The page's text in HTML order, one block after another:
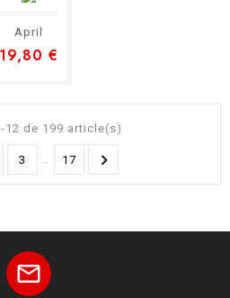
April
19,80 €
12 de 199 article(s)
3 … 17 
mail